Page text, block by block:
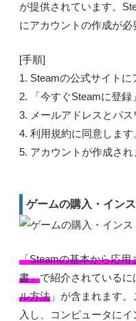
が提供されています。
にアカウントの作成が必
[手順]
1. Steamの公式サイトに
2. 「今すぐSteamに登録
3. メールアドレスとパス
4. 利用規約に同意します
5. アカウントが作成され
ゲームの購入・イン
「Steamの基本から応用
書」で紹介されているに
ル方法 」が含まれます
入し、コンピュータに